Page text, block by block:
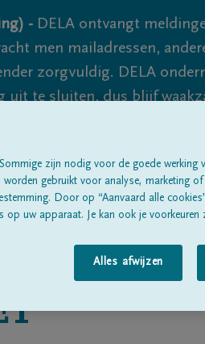
- DELA ontvangt
men mailadressen,
zorgvuldig. DELA
uit te sluiten, dus blijf
Alle rouwberichten
zijn nodig voor de goede werking
gebruikt voor analyse, marketing of
Door op “Aanvaard alle
op uw apparaat. Je kan ook je voorkeuren
Alles afwijzen